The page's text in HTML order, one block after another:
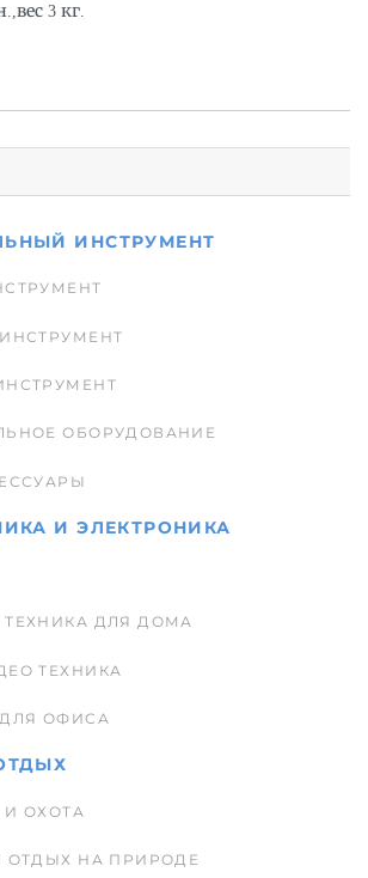
3 кг.
ИНСТРУМЕНТ
ОБОРУДОВАНИЕ
И ЭЛЕКТРОНИКА
ТЕХНИКА ДЛЯ ДОМА
ТЕХНИКА
ОФИСА
ОХОТА
ОТДЫХ НА ПРИРОДЕ